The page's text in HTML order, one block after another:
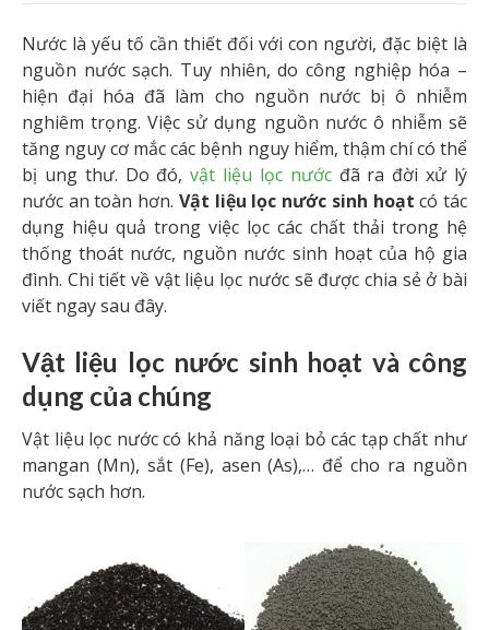
Nước là yếu tố cần thiết đối với con người, đặc biệt là
nguồn nước sạch. Tuy nhiên, do công nghiệp hóa –
hiện đại hóa đã làm cho nguồn nước bị ô nhiễm
nghiêm trọng. Việc sử dụng nguồn nước ô nhiễm sẽ
tăng nguy cơ mắc các bệnh nguy hiểm, thậm chí có thể
bị ung thư. Do đó,vật liệu lọc nướcđã ra đời xử lý
nước an toàn hơn. Vật liệu lọc nước sinh hoạt có tác
dụng hiệu quả trong việc lọc các chất thải trong hệ
thống thoát nước, nguồn nước sinh hoạt của hộ gia
đình. Chi tiết về vật liệu lọc nước sẽ được chia sẻ ở bài
viết ngay sau đây.
Vật liệu lọc nước sinh hoạt và công
dụng của chúng
Vật liệu lọc nước có khả năng loại bỏ các tạp chất như
mangan (Mn), sắt (Fe), asen (As),… để cho ra nguồn
nước sạch hơn.